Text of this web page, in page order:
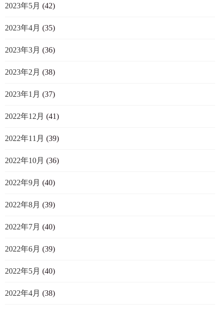
2023年5月 (42)
2023年4月 (35)
2023年3月 (36)
2023年2月 (38)
2023年1月 (37)
2022年12月 (41)
2022年11月 (39)
2022年10月 (36)
2022年9月 (40)
2022年8月 (39)
2022年7月 (40)
2022年6月 (39)
2022年5月 (40)
2022年4月 (38)